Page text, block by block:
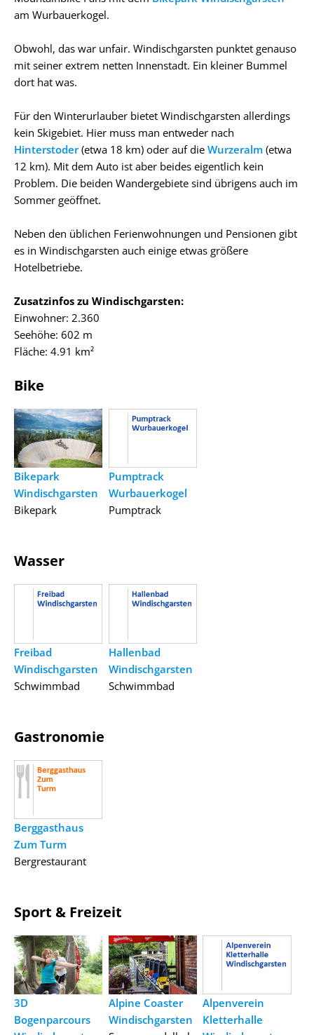
am Wurbauerkogel.
Obwohl, das war unfair. Windischgarsten punktet genauso
mit seiner extrem netten Innenstadt. Ein kleiner Bummel
dort hat was.
Für den Winterurlauber bietet Windischgarsten allerdings
kein Skigebiet. Hier muss man entweder nach
Hinterstoder(etwa 18 km) oder auf die Wurzeralm (etwa
12 km). Mit dem Auto ist aber beides eigentlich kein
Problem. Die beiden Wandergebiete sind übrigens auch im
Sommer geöffnet.
Neben den üblichen Ferienwohnungen und Pensionen gibt
es in Windischgarsten auch einige etwas größere
Hotelbetriebe.
Zusatzinfos zu Windischgarsten:
Einwohner: 2.360
Seehöhe: 602 m
Fläche: 4.91 km²
Bike
Bikepark
Windischgarsten
Bikepark
Pumptrack
Wurbauerkogel
Pumptrack
Wasser
Freibad
Windischgarsten
Schwimmbad
Hallenbad
Windischgarsten
Schwimmbad
Gastronomie
Berggasthaus
Zum Turm
Bergrestaurant
Sport & Freizeit
3D
Bogenparcours
Alpine Coaster
Windischgarsten
Alpenverein
Kletterhalle